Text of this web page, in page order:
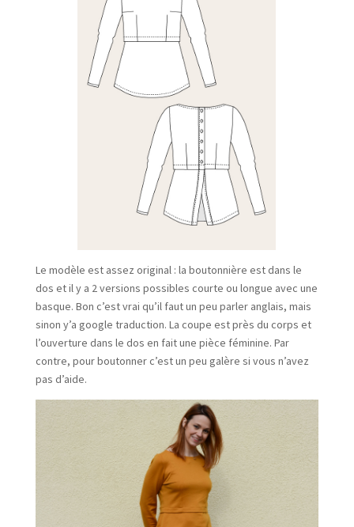
Le modèle est assez original : la boutonnière est dans le
dos et il y a 2 versions possibles courte ou longue avec une
basque. Bon c’est vrai qu’il faut un peu parler anglais, mais
sinon y’a google traduction. La coupe est près du corps et
l’ouverture dans le dos en fait une pièce féminine. Par
contre, pour boutonner c’est un peu galère si vous n’avez
pas d’aide.